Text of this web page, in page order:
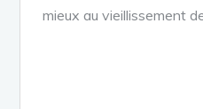
mieux au vieillissement